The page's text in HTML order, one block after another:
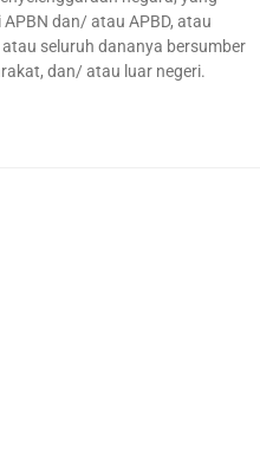
dan/ atau APBD, atau
seluruh dananya bersumber
dan/ atau luar negeri.